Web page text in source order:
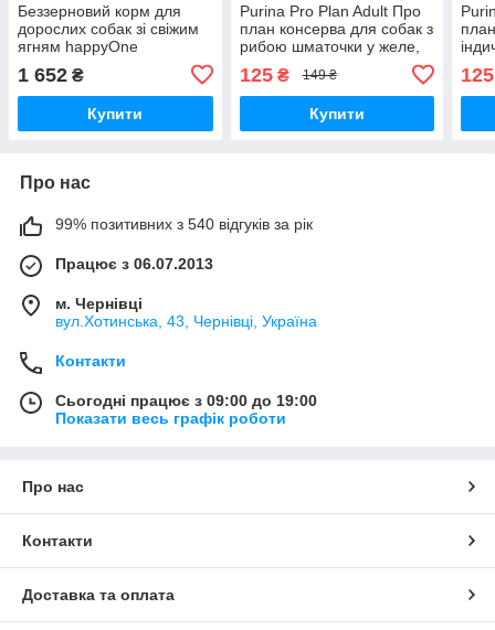
Беззерновий корм для
дорослих собак зі свіжим
ягням happyOne
Mediterraneum Adult Dog
Fresh Lamb 3 кг
1 652 ₴
Купити
Purina Pro Plan Adult Про
план консерва для собак з
рибою шматочки у желе,
125₴ 149 ₴
Купити
125
Про нас
99% позитивних з 540 відгуків за рік
Працює з 06.07.2013
м. Чернівці
вул.Хотинська, 43, Чернівці, Україна
Контакти
Сьогодні працює з 09:00 до 19:00
Показати весь графік роботи
Про нас
Контакти
Доставка та оплата